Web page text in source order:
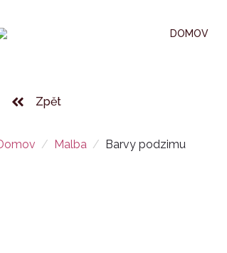
DOMOV
Zpět
Malba Barvy podzimu